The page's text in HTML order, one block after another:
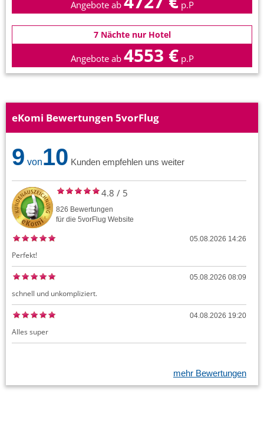
Angebote ab p.P
7 Nächte nur Hotel
Angebote ab 4553 € p.P
eKomi Bewertungen 5vorFlug
9 von10 Kunden empfehlen uns weiter
4.8 / 5
826 Bewertungen
für die 5vorFlug Website
05.08.2026 14:26
Perfekt!
05.08.2026 08:09
schnell und unkompliziert.
04.08.2026 19:20
Alles super
mehr Bewertungen